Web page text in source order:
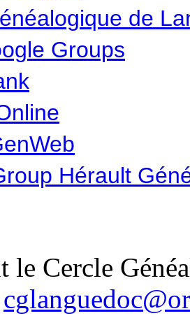
de
Groups
Hérault
le Cercle